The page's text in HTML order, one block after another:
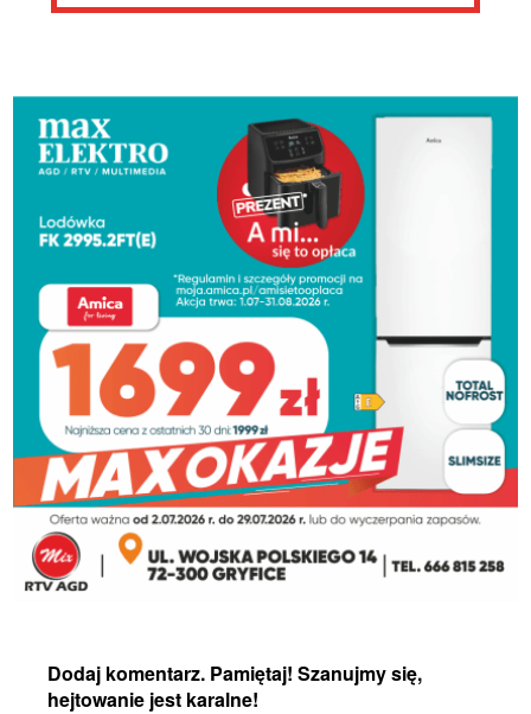
Dodaj komentarz. Pamiętaj! Szanujmy się,
hejtowanie jest karalne!